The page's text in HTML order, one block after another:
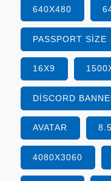
640X480
PASSPORT SIZE
16X9
DISCORD
AVATAR
4080X3060